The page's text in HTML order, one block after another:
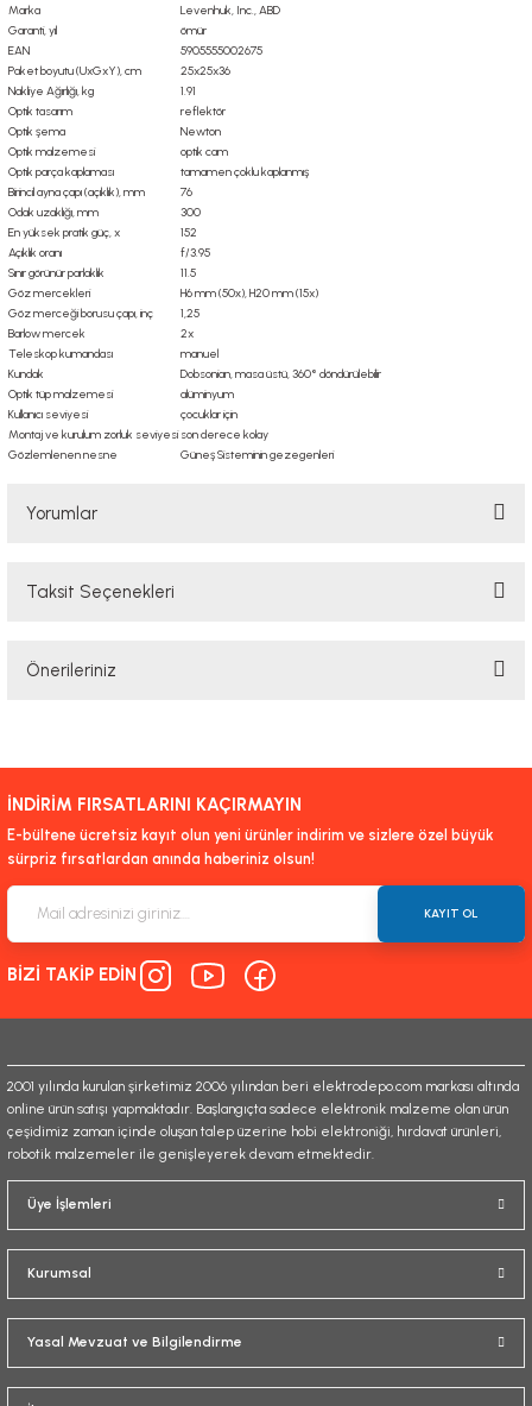
Marka
Levenhuk, Inc., ABD
Garanti, yıl
ömür
EAN
5905555002675
Paket boyutu (UxGxY), cm
25x25x36
Nakliye Ağırlığı, kg
1.91
Optik tasarım
reflektör
Optik şema
Newton
Optik malzemesi
optik cam
Optik parça kaplaması
tamamen çoklu kaplanmış
Birincil ayna çapı (açıklık), mm
76
Odak uzaklığı, mm
300
En yüksek pratik güç, x
152
Açıklık oranı
f/3.95
Sınır görünür parlaklık
11.5
Göz mercekleri
H6 mm (50х), H20 mm (15x)
Göz merceği borusu çapı, inç
1,25
Barlow mercek
2x
Teleskop kumandası
manuel
Kundak
Dobsonian, masa üstü, 360° döndürülebilir
Optik tüp malzemesi
alüminyum
Kullanıcı seviyesi
çocuklar için
Montaj ve kurulum zorluk seviyesi son derece kolay
Gözlemlenen nesne
Güneş Sisteminin gezegenleri
Yorumlar
Taksit Seçenekleri
Önerileriniz
yetersiz gördüğünüz noktaları öneri formunu kullanarak tarafımıza
iletebilirsiniz.
Görüş ve önerileriniz için teşekkür ederiz.
Ürün açıklamasında eksik bilgiler bulunuyor.
Ürün bilgilerinde hatalar bulunuyor.
Ürün fiyatı diğer sitelerden daha pahalı.
Gönder
İNDİRİM FIRSATLARINI KAÇIRMAYIN
E-bültene ücretsiz kayıt olun yeni ürünler indirim ve sizlere özel büyük
sürpriz fırsatlardan anında haberiniz olsun!
KAYIT OL
BİZİ TAKİP EDİN
2001 yılında kurulan şirketimiz 2006 yılından beri elektrodepo.com markası altında
online ürün satışı yapmaktadır. Başlangıçta sadece elektronik malzeme olan ürün
çeşidimiz zaman içinde oluşan talep üzerine hobi elektroniği, hırdavat ürünleri,
robotik malzemeler ile genişleyerek devam etmektedir.
Üye İşlemleri
Kurumsal
Yasal Mevzuat ve Bilgilendirme